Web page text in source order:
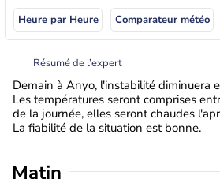
Heure par Heure Comparateur météo
Résumé de l’expert
Demain à Anyo, l'instabilité diminuera
Les températures seront comprises
de la journée, elles seront chaudes
La fiabilité de la situation est bonne.
Matin